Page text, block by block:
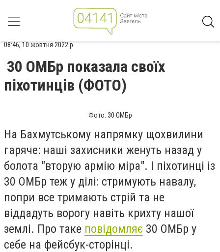
08:46, 10 жовтня 2022 р.
30 ОМБр показала своїх
піхотинців (ФОТО)
Фото: 30 ОМБр
На Бахмутському напрямку щохвилини
гаряче: наші захисники женуть назад у
болота "вторую армію міра". І піхотинці із
30 ОМБр теж у ділі: стримують навалу,
попри все тримають стрій та не
віддадуть ворогу навіть крихту нашої
землі. Про таке повідомляє 30 ОМБр у
себе на фейсбук-сторінці.